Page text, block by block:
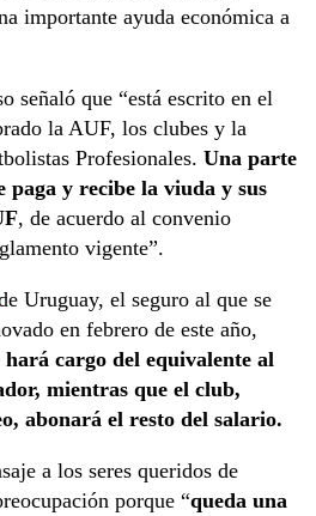
importante ayuda económica a
señaló que “está escrito en el
la AUF, los clubes y la
Profesionales. Una parte
paga y recibe la viuda y sus
, de acuerdo al convenio
vigente”.
Uruguay, el seguro al que se
en febrero de este año,
hará cargo del equivalente al
mientras que el club,
abonará el resto del salario.
a los seres queridos de
porque “queda una